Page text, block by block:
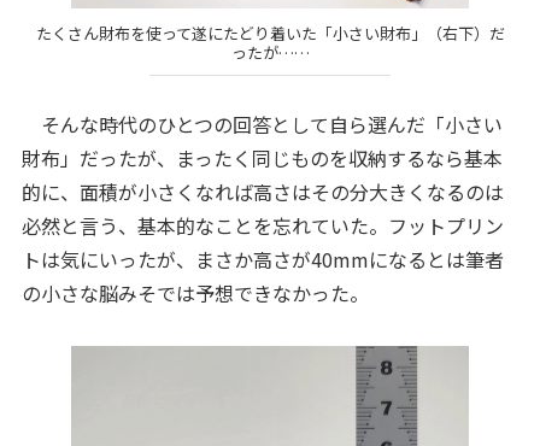
たくさん財布を使って遂にたどり着いた「小さい財布」（右下）だ
ったが……
そんな時代のひとつの回答として自ら選んだ「小さい
財布」だったが、まったく同じものを収納するなら基本
的に、面積が小さくなれば高さはその分大きくなるのは
必然と言う、基本的なことを忘れていた。フットプリン
トは気にいったが、まさか高さが40mmになるとは筆者
の小さな脳みそでは予想できなかった。